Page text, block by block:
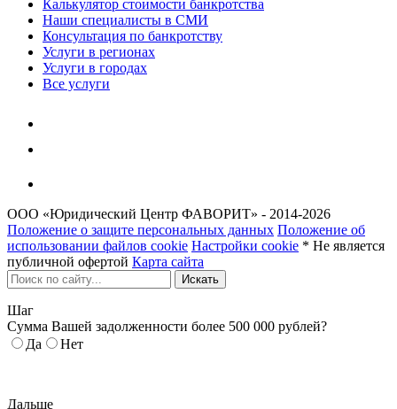
Калькулятор стоимости банкротства
Наши специалисты в СМИ
Консультация по банкротству
Услуги в регионах
Услуги в городах
Все услуги
ООО «Юридический Центр ФАВОРИТ» - 2014-2026
Положение о защите персональных данных Положение об
использовании файлов cookie Настройки cookie * Не является
публичной офертой Карта сайта
Искать
Шаг
Сумма Вашей задолженности более 500 000 рублей?
Да
Нет
Дальше